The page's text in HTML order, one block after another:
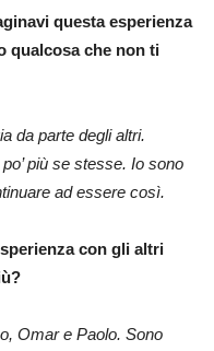
questa esperienza
qualcosa che non ti
da parte degli altri.
più se stesse. Io sono
ad essere così.
con gli altri
Omar e Paolo. Sono